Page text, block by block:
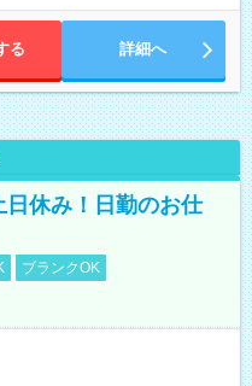
る 詳細へ
休み！日勤のお仕
ブランクOK